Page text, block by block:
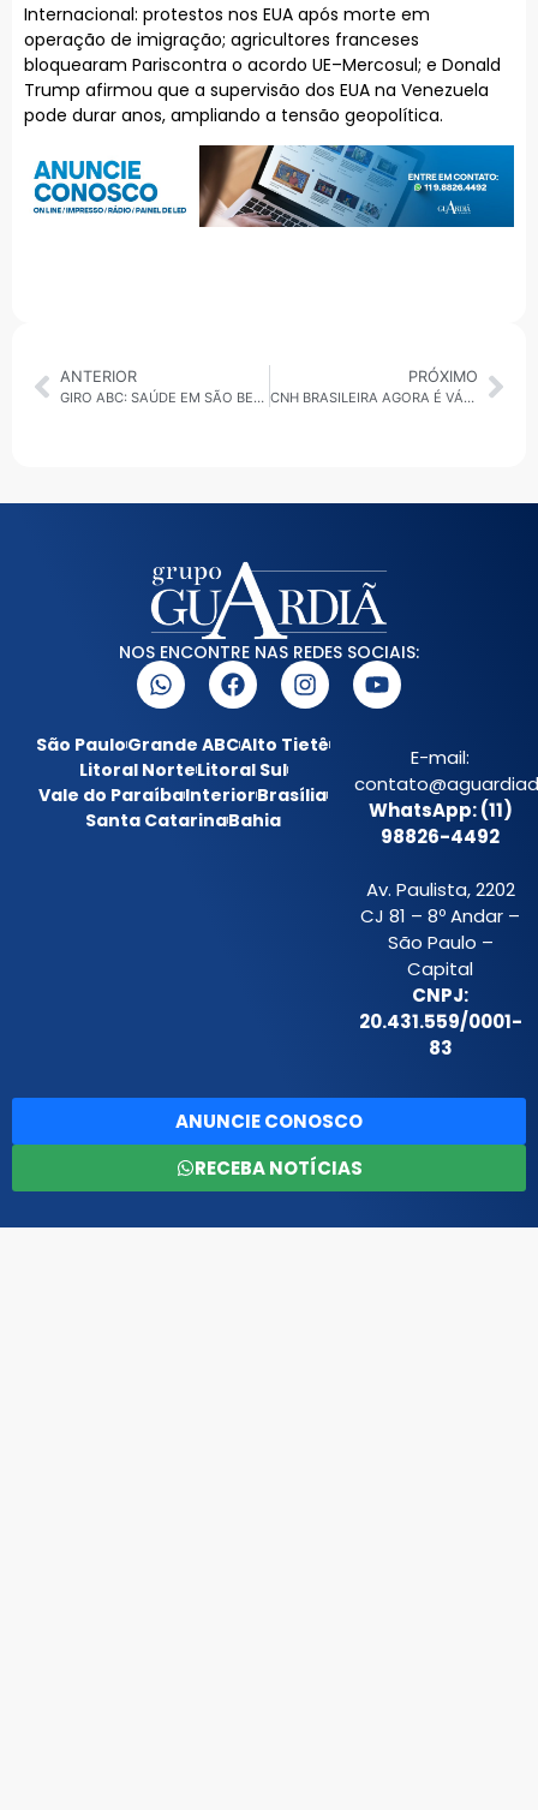
Internacional: protestos nos EUA após morte em
operação de imigração; agricultores franceses
bloquearam Pariscontra o acordo UE–Mercosul; e Donald
Trump afirmou que a supervisão dos EUA na Venezuela
pode durar anos, ampliando a tensão geopolítica.
ANTERIOR
GIRO ABC: SAÚDE EM SÃO BERNARDO, CASO POLICIAL EM SÃO CAETANO E “TAXA DO LIXO” EM RIBEIRÃO PIRES
PRÓXIMO
CNH BRASILEIRA AGORA É VÁLIDA EM PORTUGAL, CORPO DE BRASILEIRO É ENCONTRADO EM PRAIA DE PORTUGAL E NAVIO PETRÓLEO É APREENDIDO PELOS EUA
NOS ENCONTRE NAS REDES SOCIAIS:
São PauloGrande ABCAlto Tietê
Litoral NorteLitoral Sul
Vale do ParaíbaInteriorBrasília
Santa CatarinaBahia
E-mail:
WhatsApp: (11)
98826-4492
Av. Paulista, 2202
CJ 81 – 8º Andar –
São Paulo –
Capital
CNPJ:
20.431.559/0001-
83
ANUNCIE CONOSCO
RECEBA NOTÍCIAS